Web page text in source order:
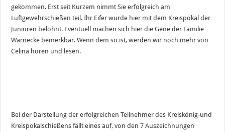
gekommen. Erst seit Kurzem nimmt Sie erfolgreich am
Luftgewehrschießen teil. Ihr Eifer wurde hier mit dem Kreispokal der
Junioren belohnt. Eventuell machen sich hier die Gene der Familie
Warnecke bemerkbar. Wenn dem so ist, werden wir noch mehr von
Celina hören und lesen.
Bei der Darstellung der erfolgreichen Teilnehmer des Kreiskönig-und
Kreispokalschießens fällt eines auf, von den 7 Auszeichnungen